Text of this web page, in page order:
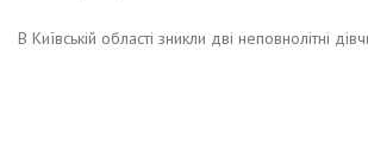
В Київській області зникли дві неповнолітні